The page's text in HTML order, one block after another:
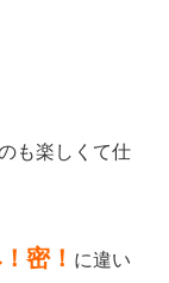
も楽しくて仕
密！ に違い